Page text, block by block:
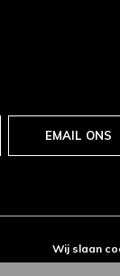
EMAIL ONS
Wij slaan